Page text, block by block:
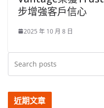
步增強客戶信心
2025 年 10 月 8 日
近期文章